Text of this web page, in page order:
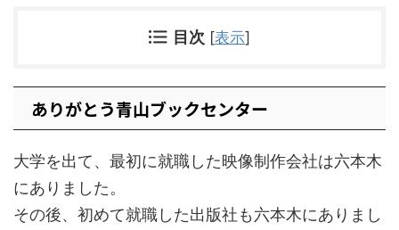
目次 [表示]
ありがとう青山ブックセンター
大学を出て、最初に就職した映像制作会社は六本木
にありました。
その後、初めて就職した出版社も六本木にありまし